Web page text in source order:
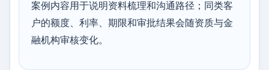
案例内容用于说明资料梳理和沟通路径；同类客
户的额度、利率、期限和审批结果会随资质与金
融机构审核变化。